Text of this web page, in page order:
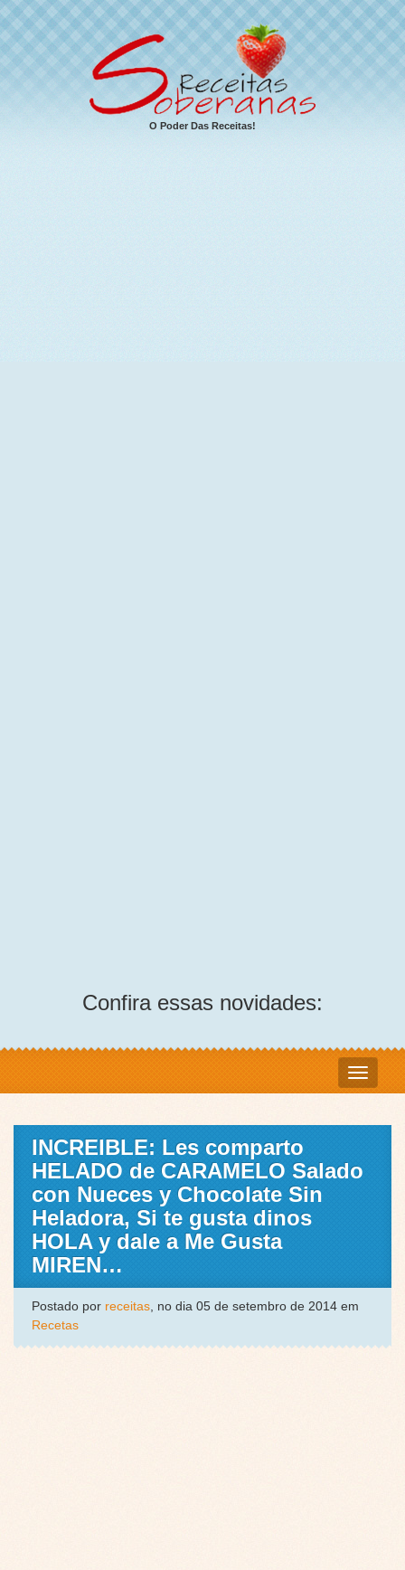
O Poder Das Receitas!
Confira essas novidades:
INCREIBLE: Les comparto
HELADO de CARAMELO Salado
con Nueces y Chocolate Sin
Heladora, Si te gusta dinos
HOLA y dale a Me Gusta
MIREN…
Postado por receitas, no dia 05 de setembro de 2014 em
Recetas